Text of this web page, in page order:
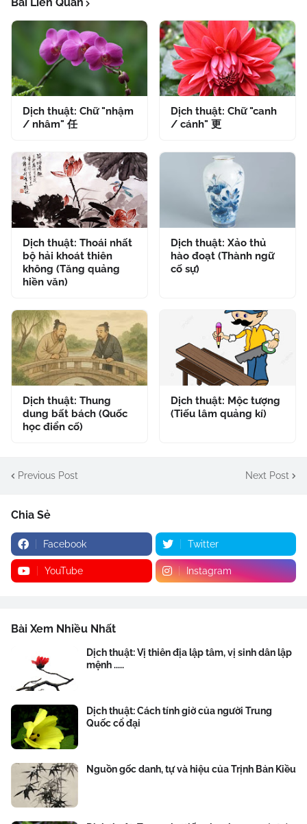
Dịch thuật: Chữ "nhậm
/ nhâm" 任
Dịch thuật: Chữ "canh
/ cánh" 更
Dịch thuật: Thoái nhất
bộ hải khoát thiên
không (Tăng quảng
hiền văn)
Dịch thuật: Xảo thủ
hào đoạt (Thành ngữ
cố sự)
Dịch thuật: Thung
dung bất bách (Quốc
học điển cố)
Dịch thuật: Mộc tượng
(Tiếu lâm quảng kí)
Previous Post Next Post
Chia Sẻ
Facebook Twitter
YouTube Instagram
Bài Xem Nhiều Nhất
Dịch thuật: Vị thiên địa lập tâm, vị sinh dân lập
mệnh .....
Dịch thuật: Cách tính giờ của người Trung
Quốc cổ đại
Nguồn gốc danh, tự và hiệu của Trịnh Bản Kiều